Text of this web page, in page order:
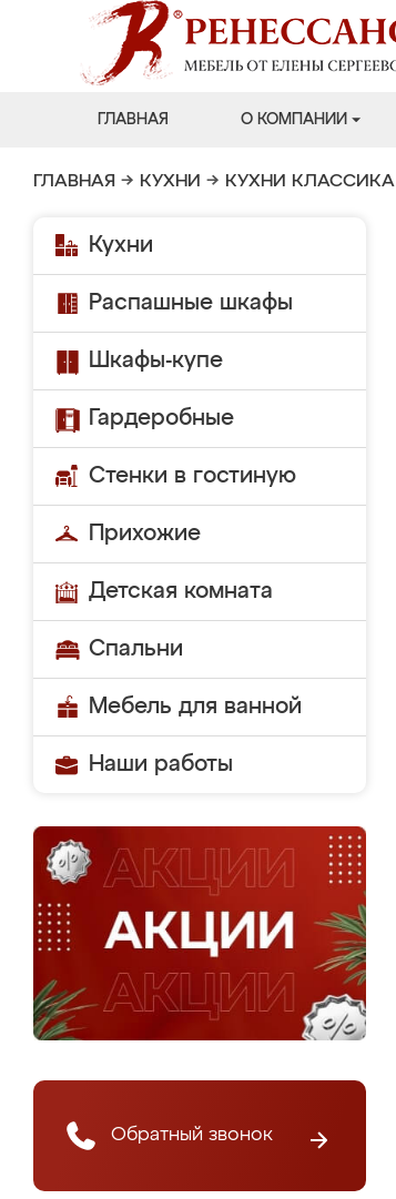
ГЛАВНАЯ О КОМПАНИИ
ГЛАВНАЯ → КУХНИ → КУХНИ КЛАССИКА
Кухни
Распашные шкафы
Шкафы-купе
Гардеробные
Стенки в гостиную
Прихожие
Детская комната
Спальни
Мебель для ванной
Наши работы
Обратный звонок